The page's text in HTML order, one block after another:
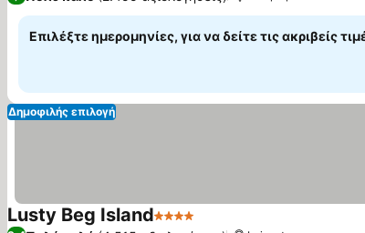
Επιλέξτε ημερομηνίες, για να δείτε τις ακριβείς
Δημοφιλής επιλογή
Lusty Beg Island4 Αστέρια